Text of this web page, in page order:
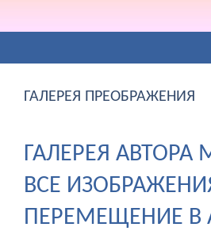
ГАЛЕРЕЯ ПРЕОБРАЖЕНИЯ
ГАЛЕРЕЯ АВТОРА
ВСЕ
ПЕРЕМЕЩЕНИЕ В